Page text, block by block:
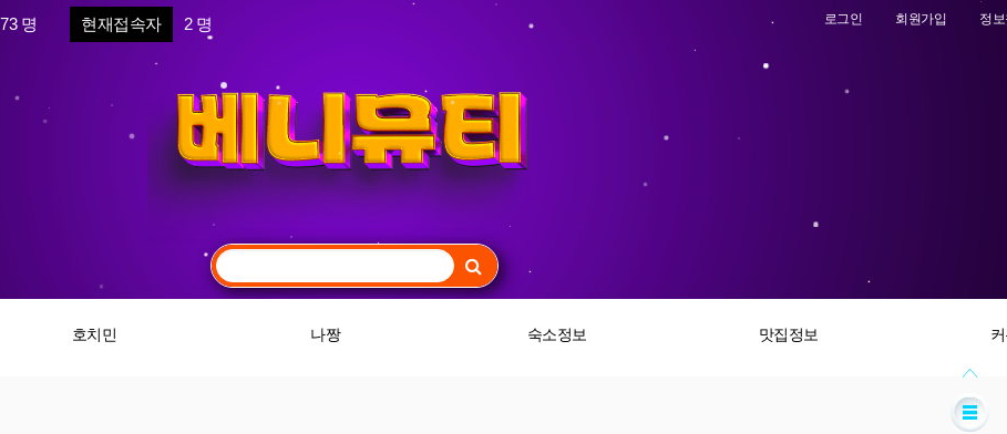
73 명 현재접속자 2 명 로그인 회원가입 정
호치민 나짱 숙소정보 맛집정보